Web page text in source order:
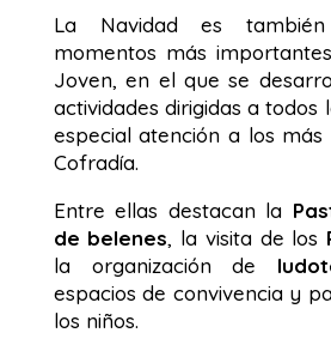
La Navidad es
momentos más
Joven, en el que se
actividades dirigidas a todos
especial atención a los
Cofradía.
Entre ellas destacan la
de belenes, la visita de los
la organización de
espacios de convivencia y
los niños.